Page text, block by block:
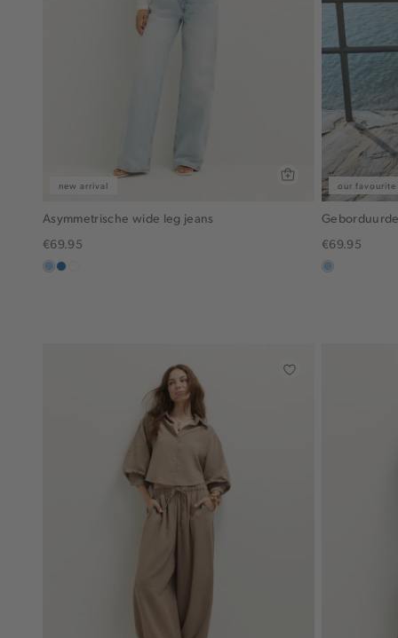
new arrival
Asymmetrische wide leg jeans
€69.95
blauw,blauw,
our favourite
€69.95
blauw,